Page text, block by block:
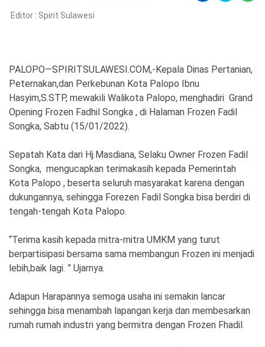
©
Copyright
2026
Spirit
Sulawesi
Editor : Spirit Sulawesi
PALOPO—SPIRITSULAWESI.COM,-Kepala Dinas Pertanian,
Peternakan,dan Perkebunan Kota Palopo Ibnu
Hasyim,S.STP, mewakili Walikota Palopo, menghadiri Grand
Opening Frozen Fadhil Songka , di Halaman Frozen Fadil
Songka, Sabtu (15/01/2022).
Sepatah Kata dari Hj.Masdiana, Selaku Owner Frozen Fadil
Songka, mengucapkan terimakasih kepada Pemerintah
Kota Palopo , beserta seluruh masyarakat karena dengan
dukungannya, sehingga Forezen Fadil Songka bisa berdiri di
tengah-tengah Kota Palopo.
“Terima kasih kepada mitra-mitra UMKM yang turut
berpartisipasi bersama sama membangun Frozen ini menjadi
lebih,baik lagi. ” Ujarnya.
Adapun Harapannya semoga usaha ini semakin lancar
sehingga bisa menambah lapangan kerja dan membesarkan
rumah rumah industri yang bermitra dengan Frozen Fhadil.